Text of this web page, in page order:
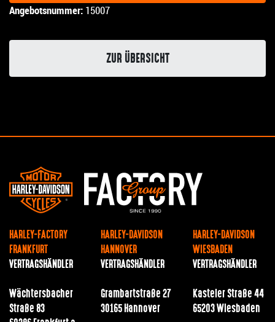
Angebotsnummer: 15007
ZUR ÜBERSICHT
HARLEY-FACTORY
FRANKFURT
VERTRAGSHÄNDLER
Wächtersbacher
Straße 83
HARLEY-DAVIDSON
HANNOVER
VERTRAGSHÄNDLER
Grambartstraße 27
30165 Hannover
HARLEY-DAVIDSON
WIESBADEN
VERTRAGSHÄNDLER
Kasteler Straße 44
65203 Wiesbaden